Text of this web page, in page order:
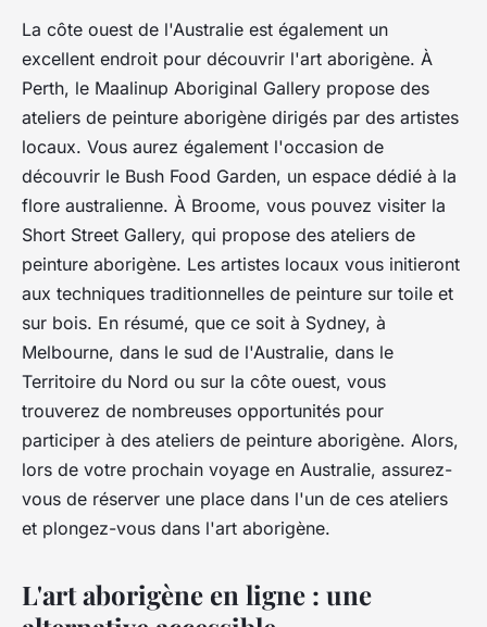
La côte ouest de l'Australie est également un
excellent endroit pour découvrir l'art aborigène. À
Perth, le Maalinup Aboriginal Gallery propose des
ateliers de peinture aborigène dirigés par des artistes
locaux. Vous aurez également l'occasion de
découvrir le Bush Food Garden, un espace dédié à la
flore australienne. À Broome, vous pouvez visiter la
Short Street Gallery, qui propose des ateliers de
peinture aborigène. Les artistes locaux vous initieront
aux techniques traditionnelles de peinture sur toile et
sur bois. En résumé, que ce soit à Sydney, à
Melbourne, dans le sud de l'Australie, dans le
Territoire du Nord ou sur la côte ouest, vous
trouverez de nombreuses opportunités pour
participer à des ateliers de peinture aborigène. Alors,
lors de votre prochain voyage en Australie, assurez-
vous de réserver une place dans l'un de ces ateliers
et plongez-vous dans l'art aborigène.
L'art aborigène en ligne : une